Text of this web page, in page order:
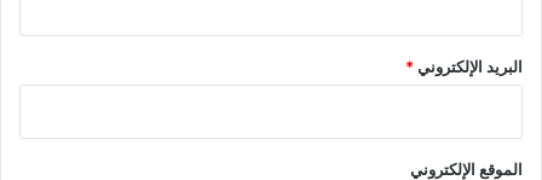
البريد الإلكتروني*
الموقع الإلكتروني